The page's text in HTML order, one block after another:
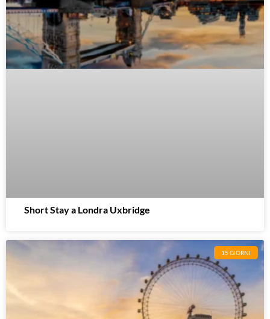
Short Stay a Londra Uxbridge
15 GIORNI